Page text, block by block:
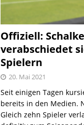
Offiziell: Schalke
verabschiedet
Spielern
20. Mai 2021
Seit einigen Tagen
bereits in den Medien.
Gleich zehn Spieler